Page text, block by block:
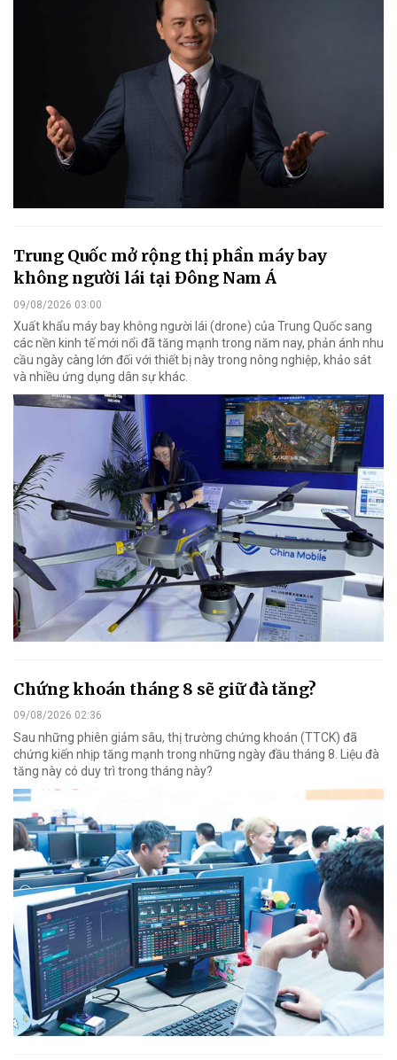
Trung Quốc mở rộng thị phần máy bay
không người lái tại Đông Nam Á
09/08/2026 03:00
Xuất khẩu máy bay không người lái (drone) của Trung Quốc sang
các nền kinh tế mới nổi đã tăng mạnh trong năm nay, phản ánh nhu
cầu ngày càng lớn đối với thiết bị này trong nông nghiệp, khảo sát
và nhiều ứng dụng dân sự khác.
Chứng khoán tháng 8 sẽ giữ đà tăng?
09/08/2026 02:36
Sau những phiên giảm sâu, thị trường chứng khoán (TTCK) đã
chứng kiến nhịp tăng mạnh trong những ngày đầu tháng 8. Liệu đà
tăng này có duy trì trong tháng này?